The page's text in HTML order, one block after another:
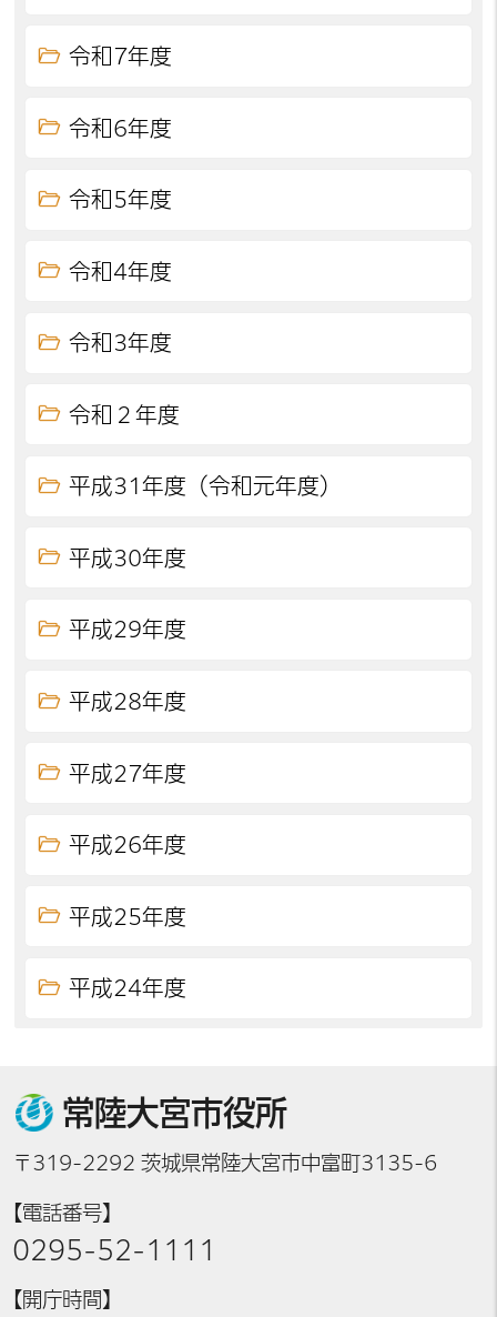
令和7年度
令和6年度
令和5年度
令和4年度
令和3年度
令和２年度
平成31年度（令和元年度）
平成30年度
平成29年度
平成28年度
平成27年度
平成26年度
平成25年度
平成24年度
常陸大宮市役所
〒319-2292 茨城県常陸大宮市中富町3135-6
【電話番号】
0295-52-1111
【開庁時間】